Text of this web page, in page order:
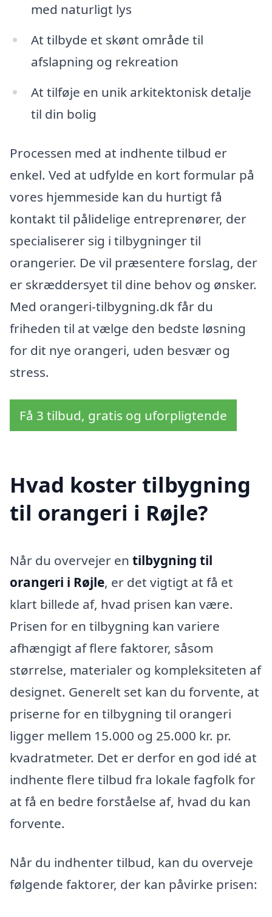
med naturligt lys
At tilbyde et skønt område til
afslapning og rekreation
At tilføje en unik arkitektonisk detalje
til din bolig
Processen med at indhente tilbud er
enkel. Ved at udfylde en kort formular på
vores hjemmeside kan du hurtigt få
kontakt til pålidelige entreprenører, der
specialiserer sig i tilbygninger til
orangerier. De vil præsentere forslag, der
er skræddersyet til dine behov og ønsker.
Med orangeri-tilbygning.dk får du
friheden til at vælge den bedste løsning
for dit nye orangeri, uden besvær og
stress.
Få 3 tilbud, gratis og uforpligtende
Hvad koster tilbygning
til orangeri i Røjle?
Når du overvejer en tilbygning til
orangeri i Røjle, er det vigtigt at få et
klart billede af, hvad prisen kan være.
Prisen for en tilbygning kan variere
afhængigt af flere faktorer, såsom
størrelse, materialer og kompleksiteten af
designet. Generelt set kan du forvente, at
priserne for en tilbygning til orangeri
ligger mellem 15.000 og 25.000 kr. pr.
kvadratmeter. Det er derfor en god idé at
indhente flere tilbud fra lokale fagfolk for
at få en bedre forståelse af, hvad du kan
forvente.
Når du indhenter tilbud, kan du overveje
følgende faktorer, der kan påvirke prisen: